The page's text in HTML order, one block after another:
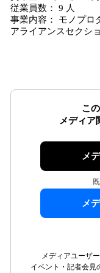
従業員数： 9 人
事業内容： モノプロ
アライアンスセクシ
こ
メディア
メ
メ
メディアユーザ
イベント・記者会見